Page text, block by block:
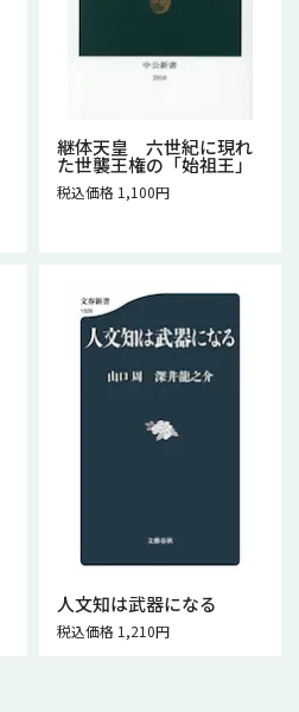
継体天皇 六世紀に現れ
た世襲王権の「始祖王」
税込価格 1,100円
人文知は武器になる
税込価格 1,210円